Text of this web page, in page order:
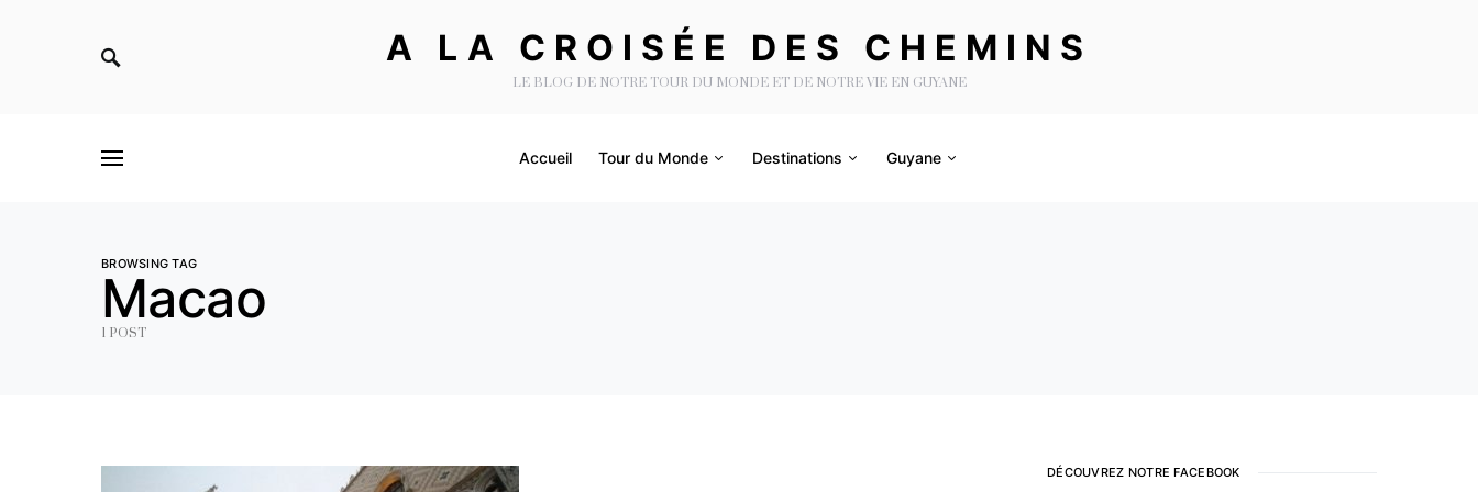
A LA CROISÉE DES CHEMINS
LE BLOG DE NOTRE TOUR DU MONDE ET DE NOTRE VIE EN GUYANE
Accueil Tour du Monde Destinations Guyane
BROWSING TAG
Macao
1 POST
DÉCOUVREZ NOTRE FACEBOOK